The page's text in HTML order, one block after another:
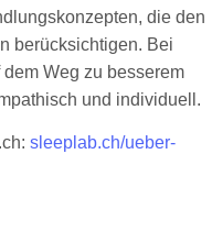
die den
berücksichtigen. Bei
Weg zu besserem
und individuell.
sleeplab.ch/ueber-